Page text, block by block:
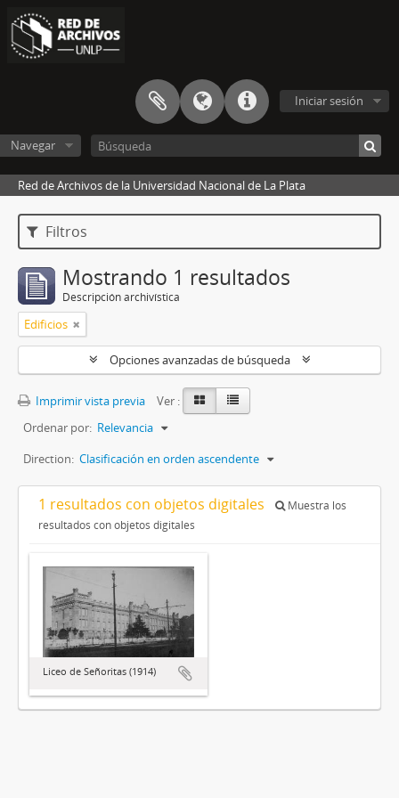
Iniciar sesión
Navegar
Red de Archivos de la Universidad Nacional de La Plata
Filtros
Mostrando 1 resultados
Descripción archivística
Edificios
Opciones avanzadas de búsqueda
Imprimir vista previa
Ver :
Ordenar por: Relevancia
Direction: Clasificación en orden ascendente
1 resultados con objetos digitales
Muestra los
resultados con objetos digitales
Liceo de Señoritas (1914)